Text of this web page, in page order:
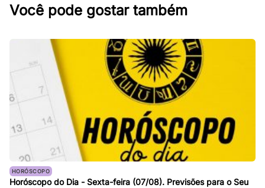
Você pode gostar também
HORÓSCOPO
Horóscopo do Dia - Sexta-feira (07/08). Previsões para o Seu